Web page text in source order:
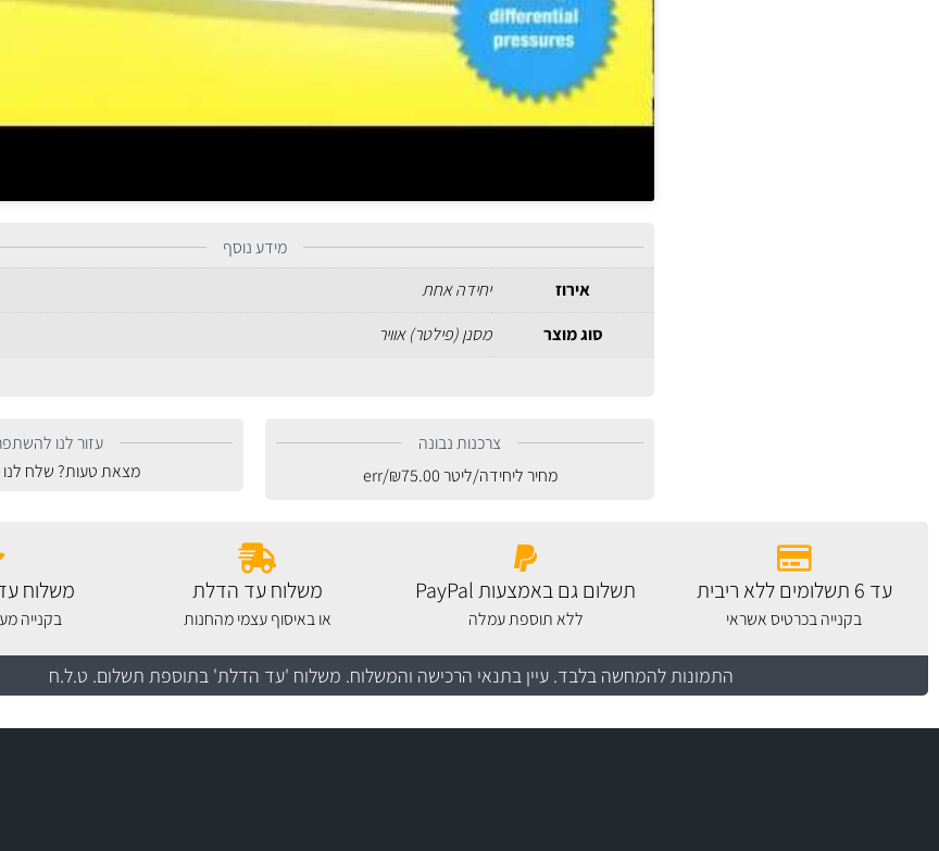
מידע נוסף
אירוז
יחידה אחת
סוג מוצר
מסנן (פילטר) אוויר
צרכנות נבונה
מחיר ליחידה/ליטר
₪75.00
/err
עזור לנו
מצאת טעות? שלח לנו
עד 6 תשלומים ללא ריבית
בקנייה בכרטיס אשראי
תשלום גם באמצעות PayPal
ללא תוספת עמלה
משלוח עד הדלת
או באיסוף עצמי מהחנות
משלוח
בקנייה מעל 499
התמונות להמחשה בלבד. עיין בתנאי הרכישה והמשלוח. משלוח 'עד הדלת' בתוספת תשלום. ט.ל.ח